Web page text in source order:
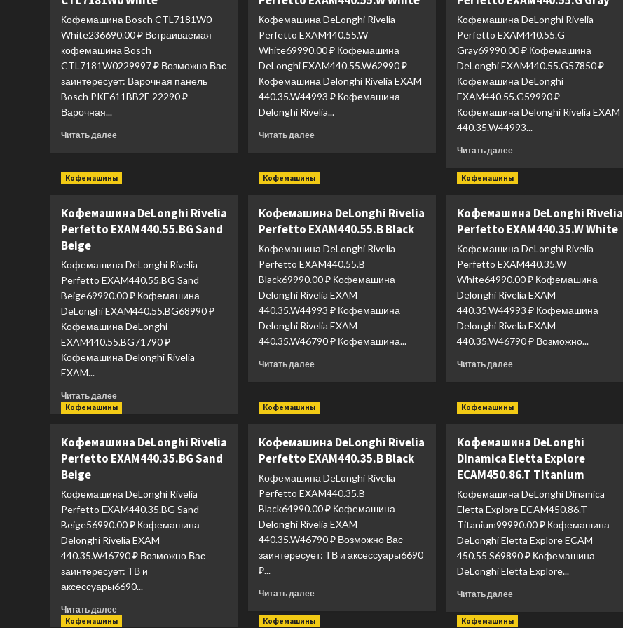
Кофемашина Bosch CTL7181W0
White236690.00 ₽ Встраиваемая
кофемашина Bosch
CTL7181W0229997 ₽ Возможно Вас
заинтересует: Варочная панель
Bosch PKE611BB2E 22290 ₽
Варочная...
Читать далееПрочитать
Кофемашина
Bosch
White
Кофемашина DeLonghi Rivelia
Perfetto EXAM440.55.W
White69990.00 ₽ Кофемашина
DeLonghi EXAM440.55.W62990 ₽
Кофемашина Delonghi Rivelia EXAM
440.35.W44993 ₽ Кофемашина
Delonghi Rivelia...
Читать далееПрочитать
Кофемашина
DeLonghi
Perfetto
EXAM440.55.W
Кофемашина DeLonghi Rivelia
Perfetto EXAM440.55.G
Gray69990.00 ₽ Кофемашина
DeLonghi EXAM440.55.G57850 ₽
Кофемашина DeLonghi
EXAM440.55.G59990 ₽
Кофемашина Delonghi Rivelia EXAM
440.35.W44993...
Читать далееПрочитать
о
Rivelia
Perfetto
Gray
Кофемашины
Кофемашина DeLonghi Rivelia
Perfetto EXAM440.55.BG Sand
Beige
Кофемашина DeLonghi Rivelia
Perfetto EXAM440.55.BG Sand
Beige69990.00 ₽ Кофемашина
DeLonghi EXAM440.55.BG68990 ₽
Кофемашина DeLonghi
EXAM440.55.BG71790 ₽
Кофемашина Delonghi Rivelia
EXAM...
Читать далееПрочитать
больше
DeLonghi
Rivelia
Sand
Beige
Кофемашины
Кофемашина DeLonghi Rivelia
Perfetto EXAM440.55.B Black
Кофемашина DeLonghi Rivelia
Perfetto EXAM440.55.B
Black69990.00 ₽ Кофемашина
Delonghi Rivelia EXAM
440.35.W44993 ₽ Кофемашина
Delonghi Rivelia EXAM
440.35.W46790 ₽ Кофемашина...
Читать далееПрочитать
Кофемашина
DeLonghi
Perfetto
EXAM440.55.B
Кофемашины
Кофемашина DeLonghi Rivelia
Perfetto EXAM440.35.W White
Кофемашина DeLonghi Rivelia
Perfetto EXAM440.35.W
White64990.00 ₽ Кофемашина
Delonghi Rivelia EXAM
440.35.W44993 ₽ Кофемашина
Delonghi Rivelia EXAM
440.35.W46790 ₽ Возможно...
Читать далееПрочитать
Кофемашина
DeLonghi
Perfetto
EXAM440.35.W
White
Кофемашины
Кофемашина DeLonghi Rivelia
Perfetto EXAM440.35.BG Sand
Beige
Кофемашина DeLonghi Rivelia
Perfetto EXAM440.35.BG Sand
Beige56990.00 ₽ Кофемашина
Delonghi Rivelia EXAM
440.35.W46790 ₽ Возможно Вас
заинтересует: ТВ и
аксессуары6690...
Читать далееПрочитать
больше
Кофемашины
Кофемашина DeLonghi Rivelia
Perfetto EXAM440.35.B Black
Кофемашина DeLonghi Rivelia
Perfetto EXAM440.35.B
Black64990.00 ₽ Кофемашина
Delonghi Rivelia EXAM
440.35.W46790 ₽ Возможно Вас
заинтересует: ТВ и аксессуары6690
₽...
Читать далееПрочитать
о
Кофемашины
Кофемашина DeLonghi
Dinamica Eletta Explore
ECAM450.86.T Titanium
Кофемашина DeLonghi Dinamica
Eletta Explore ECAM450.86.T
Titanium99990.00 ₽ Кофемашина
DeLonghi Eletta Explore ECAM
450.55 S69890 ₽ Кофемашина
DeLonghi Eletta Explore...
Читать далееПрочитать
о
Кофемашины Кофемашины Кофемашины